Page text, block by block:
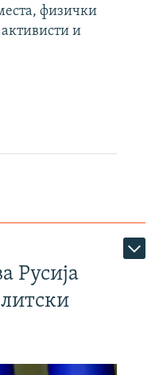
физички
и
Русија